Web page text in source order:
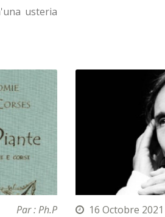
usteria
Par : Ph.P 16 Octobre 2021